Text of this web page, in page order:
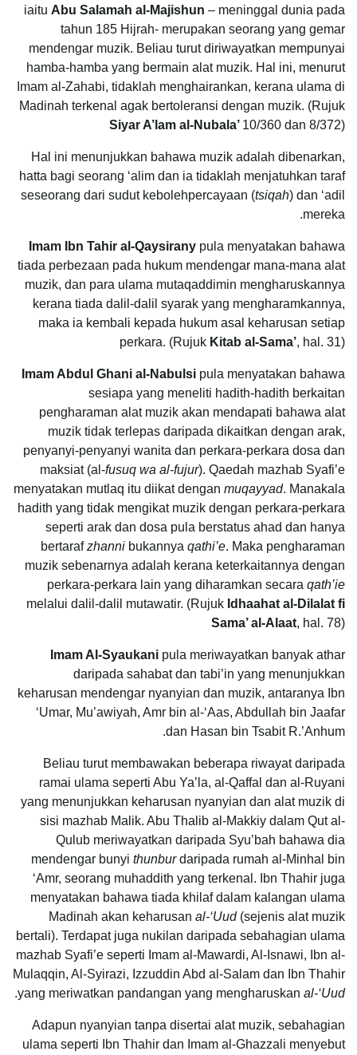
iaitu Abu Salamah al-Majishun – meninggal dunia pada
tahun 185 Hijrah- merupakan seorang yang gemar
mendengar muzik. Beliau turut diriwayatkan mempunyai
hamba-hamba yang bermain alat muzik. Hal ini, menurut
Imam al-Zahabi, tidaklah menghairankan, kerana ulama di
Madinah terkenal agak bertoleransi dengan muzik. (Rujuk
Siyar A’lam al-Nubala’ 10/360 dan 8/372)
Hal ini menunjukkan bahawa muzik adalah dibenarkan,
hatta bagi seorang ‘alim dan ia tidaklah menjatuhkan taraf
seseorang dari sudut kebolehpercayaan (tsiqah) dan ‘adil
mereka.
Imam Ibn Tahir al-Qaysirany pula menyatakan bahawa
tiada perbezaan pada hukum mendengar mana-mana alat
muzik, dan para ulama mutaqaddimin mengharuskannya
kerana tiada dalil-dalil syarak yang mengharamkannya,
maka ia kembali kepada hukum asal keharusan setiap
perkara. (Rujuk Kitab al-Sama’, hal. 31)
Imam Abdul Ghani al-Nabulsi pula menyatakan bahawa
sesiapa yang meneliti hadith-hadith berkaitan
pengharaman alat muzik akan mendapati bahawa alat
muzik tidak terlepas daripada dikaitkan dengan arak,
penyanyi-penyanyi wanita dan perkara-perkara dosa dan
maksiat (al-fusuq wa al-fujur). Qaedah mazhab Syafi’e
menyatakan mutlaq itu diikat dengan muqayyad. Manakala
hadith yang tidak mengikat muzik dengan perkara-perkara
seperti arak dan dosa pula berstatus ahad dan hanya
bertarafzhanni bukannya qathi’e. Maka pengharaman
muzik sebenarnya adalah kerana keterkaitannya dengan
perkara-perkara lain yang diharamkan secara qath’ie
melalui dalil-dalil mutawatir. (Rujuk Idhaahat al-Dilalat fi
Sama’ al-Alaat, hal. 78)
Imam Al-Syaukani pula meriwayatkan banyak athar
daripada sahabat dan tabi’in yang menunjukkan
keharusan mendengar nyanyian dan muzik, antaranya Ibn
‘Umar, Mu’awiyah, Amr bin al-‘Aas, Abdullah bin Jaafar
dan Hasan bin Tsabit R.’Anhum.
Beliau turut membawakan beberapa riwayat daripada
ramai ulama seperti Abu Ya’la, al-Qaffal dan al-Ruyani
yang menunjukkan keharusan nyanyian dan alat muzik di
sisi mazhab Malik. Abu Thalib al-Makkiy dalam Qut al-
Qulub meriwayatkan daripada Syu’bah bahawa dia
mendengar bunyi thunburdaripada rumah al-Minhal bin
‘Amr, seorang muhaddith yang terkenal. Ibn Thahir juga
menyatakan bahawa tiada khilaf dalam kalangan ulama
Madinah akan keharusan al-‘Uud (sejenis alat muzik
bertali). Terdapat juga nukilan daripada sebahagian ulama
mazhab Syafi’e seperti Imam al-Mawardi, Al-Isnawi, Ibn al-
Mulaqqin, Al-Syirazi, Izzuddin Abd al-Salam dan Ibn Thahir
yang meriwatkan pandangan yang mengharuskan al-‘Uud
.
Adapun nyanyian tanpa disertai alat muzik, sebahagian
ulama seperti Ibn Thahir dan Imam al-Ghazzali menyebut